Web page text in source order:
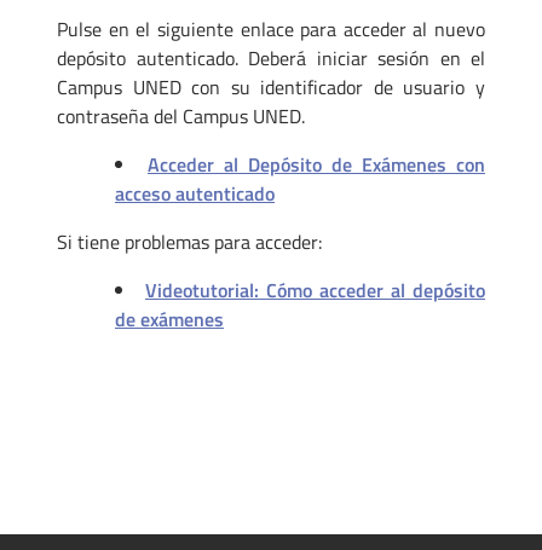
Pulse en el siguiente enlace para acceder al nuevo
depósito autenticado. Deberá iniciar sesión en el
Campus UNED con su identificador de usuario y
contraseña del Campus UNED.
Acceder al Depósito de Exámenes con
acceso autenticado
Si tiene problemas para acceder:
Videotutorial: Cómo acceder al depósito
de exámenes